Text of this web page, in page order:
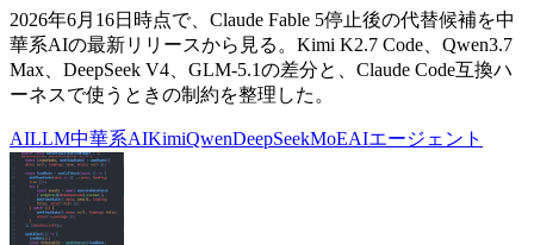
2026年6月16日時点で、Claude Fable 5停止後の代替候補を中
華系AIの最新リリースから見る。Kimi K2.7 Code、Qwen3.7
Max、DeepSeek V4、GLM-5.1の差分と、Claude Code互換ハ
ーネスで使うときの制約を整理した。
AILLM中華系AIKimiQwenDeepSeekMoEAIエージェント